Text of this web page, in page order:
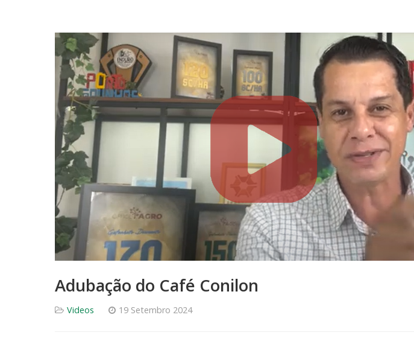
Adubação do Café Conilon
Videos 19 Setembro 2024